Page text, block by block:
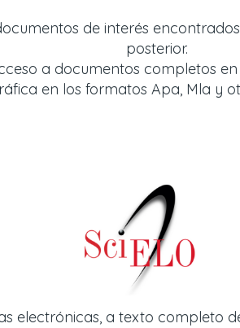
de interés
posterior.
a documentos completos
en los formatos Apa, Mla y
electrónicas, a texto completo